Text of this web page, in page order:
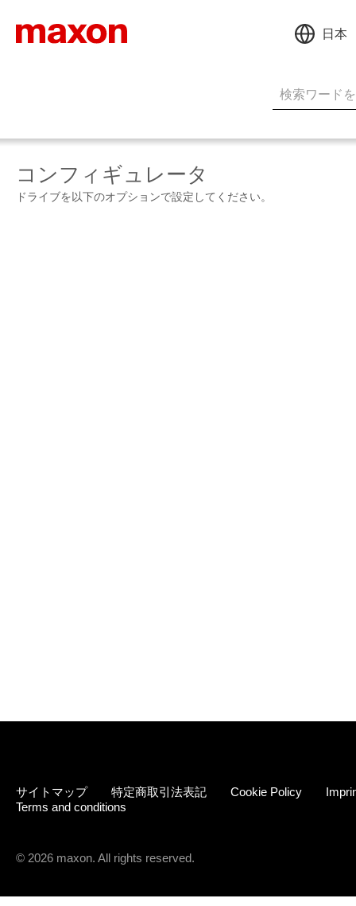
日本
コンフィギュレータ
ドライブを以下のオプションで設定してください。
サイトマップ 特定商取引法表記 Cookie Policy
Terms and conditions
© 2026 maxon. All rights reserved.